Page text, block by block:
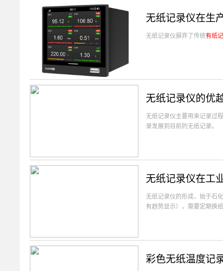
无纸记录仪在生
无纸记录仪​摒弃了传统有纸
无纸记录仪的优
无纸记录仪主要用来记录过
录发展到目前的无纸记录。
无纸记录仪在工
无纸记录仪的形成，始于石
有趋势显示），需要定期换
彩色无纸温度记